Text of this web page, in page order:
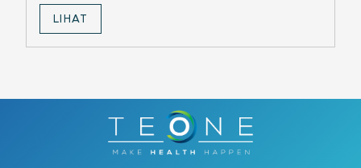
LIHAT